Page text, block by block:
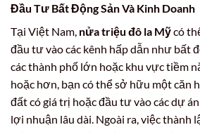
Đầu Tư Bất Động Sản Và Kinh Doanh
Tại Việt Nam, nửa triệu đô la Mỹcó
đầu tư vào các kênh hấp dẫn như bất
các thành phố lớn hoặc khu vực tiềm
hoặc hơn, bạn có thể sở hữu một căn
đất có giá trị hoặc đầu tư vào các dự
lợi nhuận lâu dài. Ngoài ra, việc thành